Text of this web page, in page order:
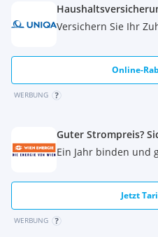
Bank <500m
Post <500mVersichern Sie Ihr
Online-
WERBUNG
Guter Strompreis?
Ein Jahr binden und
Jetzt
WERBUNG